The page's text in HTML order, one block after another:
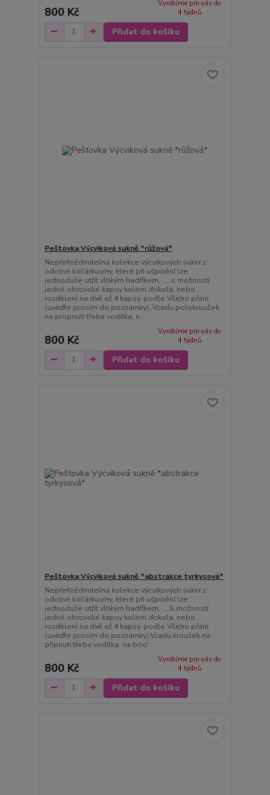
800 Kč
Vyrobíme pro vás do
4 týdnů
Přidat do košíku
Peštovka Výcviková sukně *růžová*
Nepřehlédnutelná kolekce výcvikových sukní z
odolné kočárkoviny, které při ušpinění lze
jednoduše otřít vlhkým hadříkem. .... s možností
jedné obrovské kapsy kolem dokola, nebo
rozdělení na dvě až 4 kapsy, podle Všeho přání
(uveďte prosím do poznámky). Vzadu polokroužek
na propnutí třeba vodítka, n...
800 Kč
Vyrobíme pro vás do
4 týdnů
Přidat do košíku
Peštovka Výcviková sukně *abstrakce tyrkysová*
Nepřehlédnutelná kolekce výcvikových sukní z
odolné kočárkoviny, které při ušpinění lze
jednoduše otřít vlhkým hadříkem. ....S možností
jedné obrovské kapsy kolem dokola, nebo
rozdělení na dvě až 4 kapsy, podle Všeho přání
(uveďte prosím do poznámky).Vzadu kroužek na
připnutí třeba vodítka, na bocí ...
800 Kč
Vyrobíme pro vás do
4 týdnů
Přidat do košíku